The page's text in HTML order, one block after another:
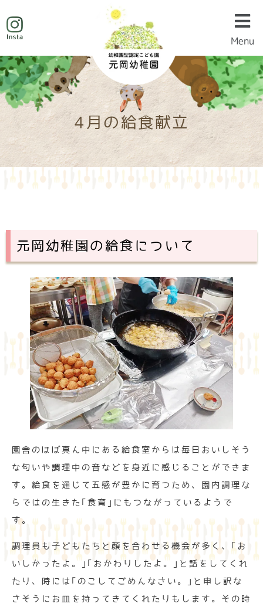
Menu
Menu
4月の給食献立
元岡幼稚園の給食について
園舎のほぼ真ん中にある給食室からは毎日おいしそう
な匂いや調理中の音などを身近に感じることができま
す。給食を通じて五感が豊かに育つため、園内調理な
らではの生きた｢食育｣にもつながっているようで
す。
調理員も子どもたちと顔を合わせる機会が多く、｢お
いしかったよ。｣｢おかわりしたよ。｣と話をしてくれ
たり、時には｢のこしてごめんなさい。｣と申し訳な
さそうにお皿を持ってきてくれたりもします。その時